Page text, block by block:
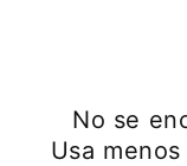
No se
Usa